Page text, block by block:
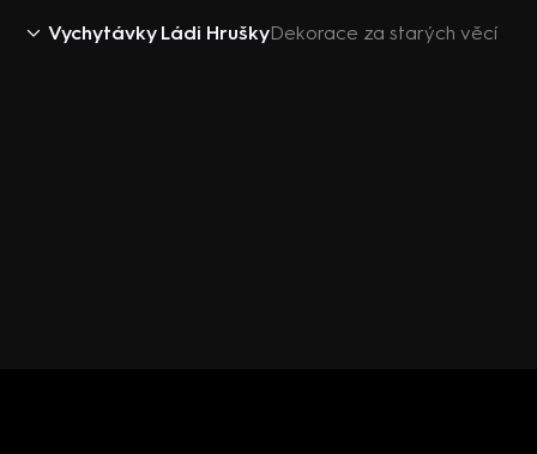
Vychytávky Ládi HruškyDekorace za starých věcí